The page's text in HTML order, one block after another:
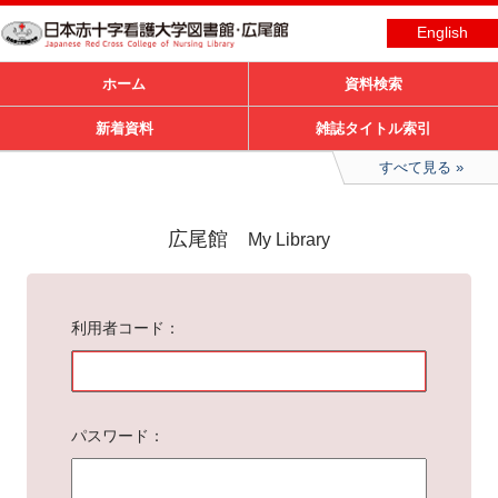
English
ホーム 資料検索
新着資料 雑誌タイトル索引
すべて見る
広尾館 My Library
利用者コード
パスワード